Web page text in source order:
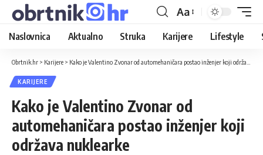
Aa
Naslovnica Aktualno Struka Karijere Lifestyle
Obrtnik.hr > Karijere > Kako je Valentino Zvonar od automehaničara postao inženjer koji održava nuklearke
KARIJERE
Kako je Valentino Zvonar od
automehaničara postao inženjer koji
održava nuklearke